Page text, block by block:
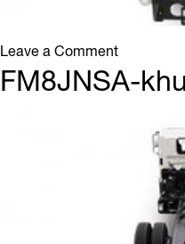
Leave a Commenton
FL8JTSA-
khung1
FM8JNSA-